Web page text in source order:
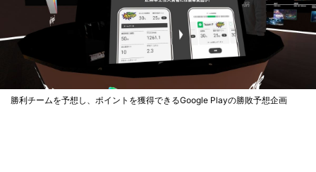
勝利チームを予想し、ポイントを獲得できるGoogle Playの勝敗予想企画